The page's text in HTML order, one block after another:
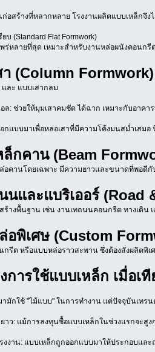
ก่อสร้างที่หลากหลาย โรงงานผลิตแบบเหล็กจึ
บ (Standard Flat Formwork)
ร่หลายที่สุด เหมาะสำหรับงานหล่อผนังคอนก
า (Column Formwork)
และ แบบเสากลม
ล: ช่วยให้มุมเสาคมชัด ได้ฉาก เหมาะกับอาคา
กแบบมาเพื่อหล่อเสาที่มีความโค้งมนสม่ำเสม
ล็กคาน (Beam
อคานโดยเฉพาะ มีความยาวและขนาดที่พอดี
นและแบริเออร์ (Road
ร้างพื้นฐาน เช่น งานเทถนนคอนกรีต ทางเดิ
อพิเศษ (Custom
รีต หรือแบบหล่อราวสะพาน ซึ่งต้องสั่งผลิตพิเ
การใช้แบบเหล็ก เมื่อเ
มักใช้ "ไม้แบบ" ในการทำงาน แต่ปัจจุบันเทร
าว: แม้การลงทุนซื้อแบบเหล็กในช่วงแรกจะสู
งงาน: แบบเหล็กถูกออกแบบมาให้ประกอบและ